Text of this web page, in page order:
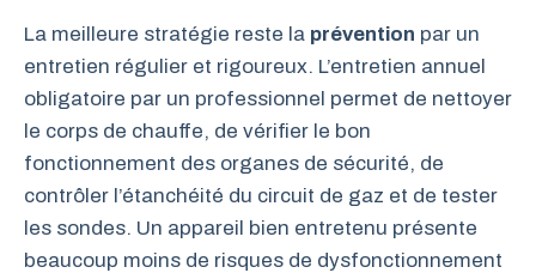
La meilleure stratégie reste la prévention par un
entretien régulier et rigoureux. L’entretien annuel
obligatoire par un professionnel permet de nettoyer
le corps de chauffe, de vérifier le bon
fonctionnement des organes de sécurité, de
contrôler l’étanchéité du circuit de gaz et de tester
les sondes. Un appareil bien entretenu présente
beaucoup moins de risques de dysfonctionnement